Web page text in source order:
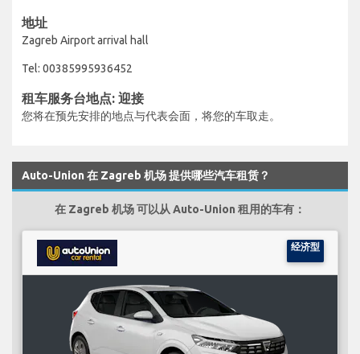
地址
Zagreb Airport arrival hall
Tel: 00385995936452
租车服务台地点: 迎接
您将在预先安排的地点与代表会面，将您的车取走。
Auto-Union 在 Zagreb 机场 提供哪些汽车租赁？
在 Zagreb 机场 可以从 Auto-Union 租用的车有：
经济型